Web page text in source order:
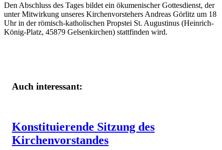
Den Abschluss des Tages bildet ein ökumenischer Gottesdienst, der
unter Mitwirkung unseres Kirchenvorstehers Andreas Görlitz um 18
Uhr in der römisch-katholischen Propstei St. Augustinus (Heinrich-
König-Platz, 45879 Gelsenkirchen) stattfinden wird.
Auch interessant:
Konstituierende Sitzung des
Kirchenvorstandes